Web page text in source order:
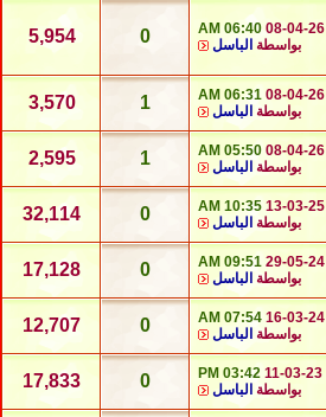
08-04-26
06:40 AM
بواسطة الباسل 0
5,954
08-04-26
06:31 AM
بواسطة الباسل 1
3,570
08-04-26
05:50 AM
بواسطة الباسل 1
2,595
13-03-25
10:35 AM
بواسطة الباسل 0
32,114
29-05-24
09:51 AM
بواسطة الباسل 0
17,128
16-03-24
07:54 AM
بواسطة الباسل 0
12,707
11-03-23
03:42 PM
بواسطة الباسل 0
17,833